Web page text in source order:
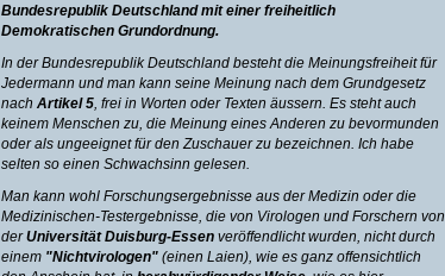
Bundesrepublik Deutschland mit einer freiheitlich
Demokratischen Grundordnung.
In der Bundesrepublik Deutschland besteht die Meinungsfreiheit für
Jedermann und man kann seine Meinung nach dem Grundgesetz
nach Artikel 5, frei in Worten oder Texten äussern. Es steht auch
keinem Menschen zu, die Meinung eines Anderen zu bevormunden
oder als ungeeignet für den Zuschauer zu bezeichnen. Ich habe
selten so einen Schwachsinn gelesen.
Man kann wohl Forschungsergebnisse aus der Medizin oder die
Medizinischen-Testergebnisse, die von Virologen und Forschern von
derUniversität Duisburg-Essen veröffendlicht wurden, nicht durch
einem "Nichtvirologen" (einen Laien), wie es ganz offensichtlich